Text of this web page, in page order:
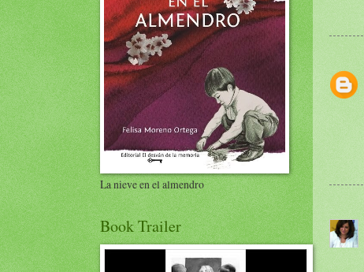
La nieve en el almendro
Book Trailer